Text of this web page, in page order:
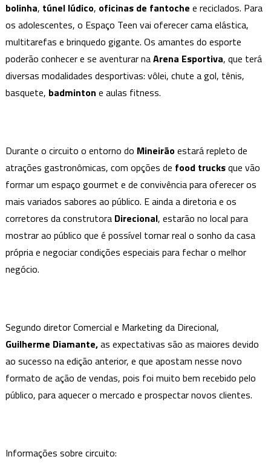
bolinha, túnel lúdico, oficinas de fantoche e reciclados. Para
os adolescentes, o Espaço Teen vai oferecer cama elástica,
multitarefas e brinquedo gigante. Os amantes do esporte
poderão conhecer e se aventurar naArena Esportiva, que terá
diversas modalidades desportivas: vôlei, chute a gol, tênis,
basquete, badminton e aulas fitness.
Durante o circuito o entorno do Mineirãoestará repleto de
atrações gastronômicas, com opções de food trucksque vão
formar um espaço gourmet e de convivência para oferecer os
mais variados sabores ao público. E ainda a diretoria e os
corretores da construtora Direcional, estarão no local para
mostrar ao público que é possível tornar real o sonho da casa
própria e negociar condições especiais para fechar o melhor
negócio.
Segundo diretor Comercial e Marketing da Direcional,
Guilherme Diamante,as expectativas são as maiores devido
ao sucesso na edição anterior, e que apostam nesse novo
formato de ação de vendas, pois foi muito bem recebido pelo
público, para aquecer o mercado e prospectar novos clientes.
Informações sobre circuito: